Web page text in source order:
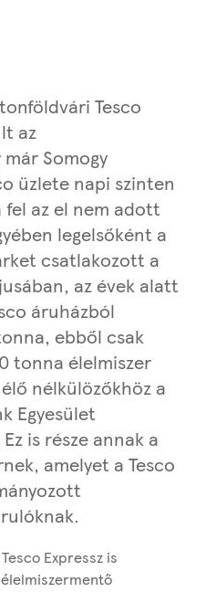
Tesco
az
Somogy
üzlete napi szinten
az el nem adott
legelsőként a
csatlakozott a
az évek alatt
áruházból
ebből csak
tonna élelmiszer
nélkülözőkhöz a
Egyesület
is része annak a
amelyet a Tesco
Expressz is